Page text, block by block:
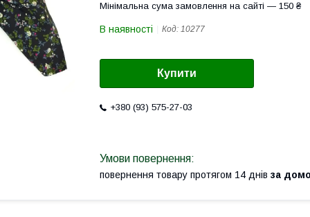
Мінімальна сума замовлення на сайті — 150 ₴
В наявності Код: 10277
Купити
+380 (93) 575-27-03
повернення товару протягом 14 днів за